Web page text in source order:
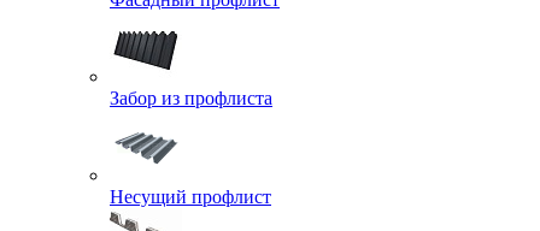
Забор из профлиста
Несущий профлист